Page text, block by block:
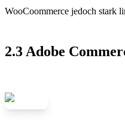
WooCoommerce jedoch stark
2.3 Adobe